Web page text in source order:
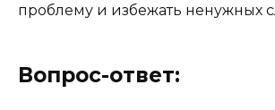
проблему и избежать ненужных
Вопрос-ответ: